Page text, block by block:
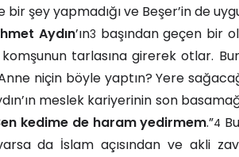
bir şey yapmadığı ve Beşer’in de
Aydın’ın3 başından geçen bir
tarlasına girerek otlar.
niçin böyle yaptın? Yere
meslek kariyerinin son
kedime de haram yedirmem.”4
da İslam açısından ve akli